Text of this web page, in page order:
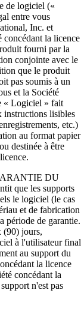
de logiciel («
entre vous
Inc. et
la licence
fourni par la
conjointe avec le
que le produit
pas soumis à un
et la Société
« Logiciel » fait
instructions lisibles
etc.)
au format papier
destinée à être
DU
que les supports
le logiciel (le cas
et de fabrication
période de garantie.
(90) jours,
à l'utilisateur final
au support du
la licence
concédant la
n'est pas